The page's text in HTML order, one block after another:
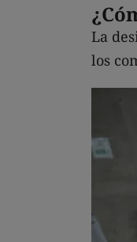
La
los